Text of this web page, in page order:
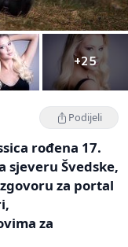
+25
Podijeli
rođena 17.
sjeveru Švedske,
za portal
za